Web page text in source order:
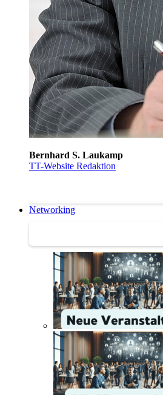
Bernhard S. Laukamp
TT-Website Redaktion
Networking